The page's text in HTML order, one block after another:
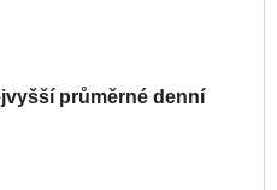
průměrné denní